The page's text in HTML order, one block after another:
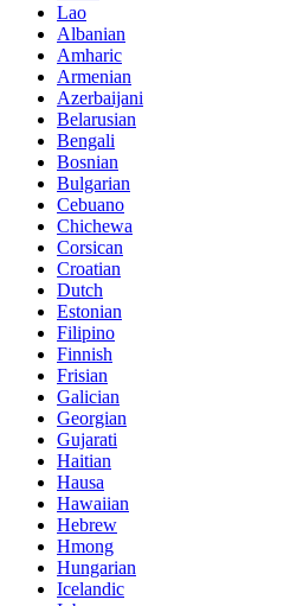
Lao
Albanian
Amharic
Armenian
Azerbaijani
Belarusian
Bengali
Bosnian
Bulgarian
Cebuano
Chichewa
Corsican
Croatian
Dutch
Estonian
Filipino
Finnish
Frisian
Galician
Georgian
Gujarati
Haitian
Hausa
Hawaiian
Hebrew
Hmong
Hungarian
Icelandic